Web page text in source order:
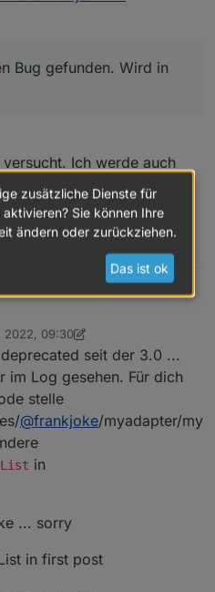
Bug gefunden. Wird in
Ich werde auch
berichten, ob
die Version 3.3.22 legt leider
flach.
keine Datenpunkte aktualisiert,
verbunden ist.
Version des js.controllers
Warnmeldung:
und der KM.200 läuft erneut.
geöffnet:
ioBroker.km200/issues/
- info:
Du Apollon77 da etwas
2022, 09:30
2. Nov. 2022, 10:36
seit der 3.0 ...
im Log gesehen. Für dich
stelle
@frankjoke/myadapter/my
in
... sorry
in first post
zusätzliche Dienste für
aktivieren? Sie können Ihre
ändern oder zurückziehen.
Das ist ok